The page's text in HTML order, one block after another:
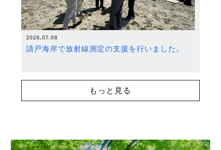
2026.07.08
請戸海岸で放射線測定の支援を行いました。
もっと見る